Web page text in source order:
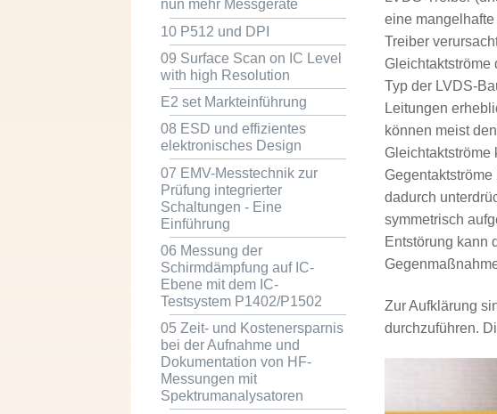
nun mehr Messgeräte
10 P512 und DPI
09 Surface Scan on IC Level
with high Resolution
E2 set Markteinführung
08 ESD und effizientes
elektronisches Design
07 EMV-Messtechnik zur
Prüfung integrierter
Schaltungen - Eine
Einführung
06 Messung der
Schirmdämpfung auf IC-
Ebene mit dem IC-
Testsystem P1402/P1502
05 Zeit- und Kostenersparnis
bei der Aufnahme und
Dokumentation von HF-
Messungen mit
Spektrumanalysatoren
eine
Treiber
Gleichtaktströme
Typ der LVDS-
Leitungen
können meist
Gleichtaktströme
dadurch
symmetrisch
Entstörung kann
Zur Aufklärung
durchzuführen.